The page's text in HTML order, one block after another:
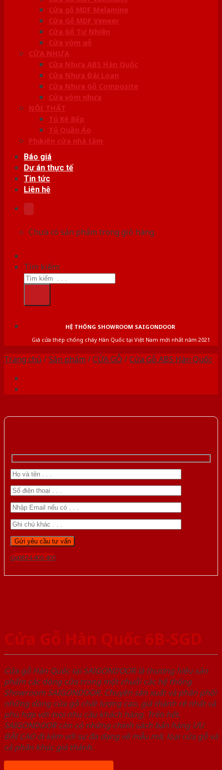
Cửa gỗ MDF Melamine
Cửa Gỗ MDF Veneer
Cửa Gỗ Tự Nhiên
Cửa vòm gỗ
CỬA NHỰA
Cửa Nhựa ABS Hàn Quốc
Cửa Nhựa Đài Loan
Cửa Nhựa Gỗ Composite
Cửa vòm nhựa
NỘI THẤT
Tủ Kệ Bếp
Tủ Quần Áo
Phụ kiện cửa nhà tắm
Báo giá
Dự án thực tế
Tin tức
Liên hệ
Chưa có sản phẩm trong giỏ hàng.
Tìm kiếm:
HỆ THỐNG SHOWROOM SAIGONDOOR
Giá cửa thép chống cháy Hàn Quốc tại Việt Nam mới nhất năm 2021
Trang chủ /Sản phẩm /CỬA GỖ /Cửa Gỗ ABS Hàn Quốc
Gọi 0824.400.400
Cửa Gỗ Hàn Quốc 6B-SGD
Cửa gỗ Hàn Quốc tại SAIGONDOOR là thương hiệu sản
phẩm các dòng cửa trong một chuỗi các hệ thống
Showroom SAIGONDOOR. Chuyên sản xuất và phân phối
những dòng cửa gỗ chất lượng cao, giá thành rẻ nhất và
phù hợp với mọi nhu cầu khách hàng. Trên hết,
SAIGONDOOR còn có những chính sách bán hàng ƯU
ĐÃI CAO đi kèm với sự đa dạng về mẫu mã, loại cửa gỗ và
cả phân khúc giá thành.